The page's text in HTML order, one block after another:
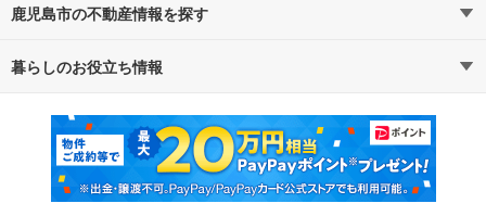
路線・駅から探す
通勤・通学時間から探す
鹿児島市の不動産情報を探す
不動産・住宅
新築マンション 中古マンション
新築一戸建て 中古一戸建て
暮らしのお役立ち情報
マンションカタログ 教えて！住まいの先生